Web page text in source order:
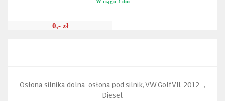
88.LDVWG6
Osłona silnika dolna-osłona pod silnik, VW Golf VII, 2012- ,